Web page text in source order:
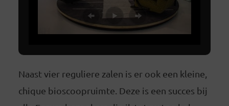
Naast vier reguliere zalen is er ook een kleine,
chique bioscoopruimte. Deze is een succes bij